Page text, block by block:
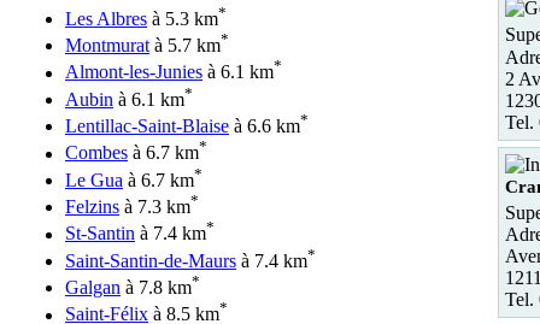
Les Albres à 5.3 km*
Montmurat à 5.7 km*
Almont-les-Junies à 6.1 km*
Aubin à 6.1 km*
Lentillac-Saint-Blaise à 6.6 km*
Combes à 6.7 km*
Le Gua à 6.7 km*
Felzins à 7.3 km*
St-Santin à 7.4 km*
Saint-Santin-de-Maurs à 7.4 km*
Galgan à 7.8 km*
Saint-Félix à 8.5 km*
2
Tel.
Tel.